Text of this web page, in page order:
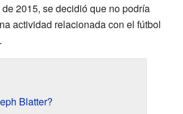
2015, se decidió que no podría
actividad relacionada con el fútbol
Blatter?